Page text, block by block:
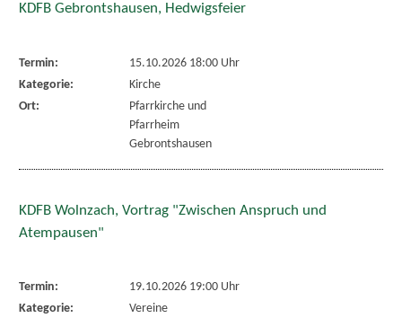
KDFB Gebrontshausen, Hedwigsfeier
Termin:
15.10.2026 18:00 Uhr
Kategorie:
Kirche
Ort:
Pfarrkirche und
Pfarrheim
Gebrontshausen
KDFB Wolnzach, Vortrag "Zwischen Anspruch und
Atempausen"
Termin:
19.10.2026 19:00 Uhr
Kategorie:
Vereine